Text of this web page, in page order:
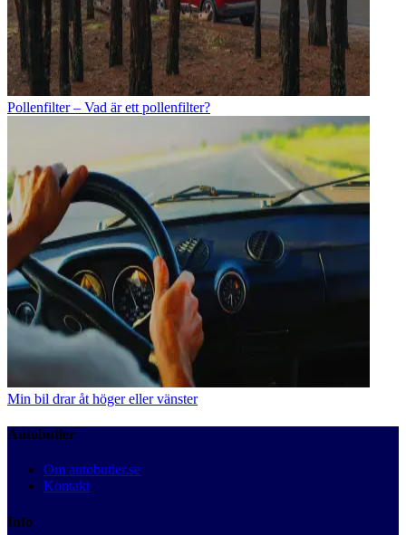
Pollenfilter – Vad är ett pollenfilter?
Min bil drar åt höger eller vänster
Autobutler
Om autobutler.se
Kontakt
Info